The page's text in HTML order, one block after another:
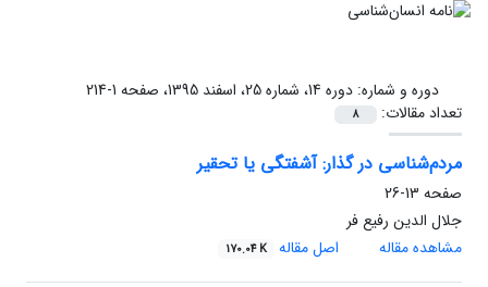
دوره و شماره:دوره 14، شماره 25، اسفند 1395، صفحه 1-214
تعداد مقالات:
8
مردم‌شناسی در گذار: آشفتگی یا تحقیر
صفحه 13-26
جلال الدین رفیع فر
مشاهده مقاله
اصل مقاله 170.04 K